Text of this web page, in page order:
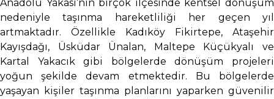
Anadolu Yakası’nın birçok ilçesinde kentsel dönüşüm
nedeniyle taşınma hareketliliği her geçen yıl
artmaktadır. Özellikle Kadıköy Fikirtepe, Ataşehir
Kayışdağı, Üsküdar Ünalan, Maltepe Küçükyalı ve
Kartal Yakacık gibi bölgelerde dönüşüm projeleri
yoğun şekilde devam etmektedir. Bu bölgelerde
yaşayan kişiler taşınma planlarını yaparken güvenilir